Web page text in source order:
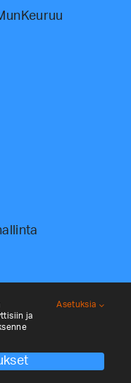
Oy 2026. All
ja
Asetuksia